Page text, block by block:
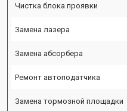
Чистка блока проявки
Замена лазера
Замена абсорбера
Ремонт автоподатчика
Замена тормозной площадки